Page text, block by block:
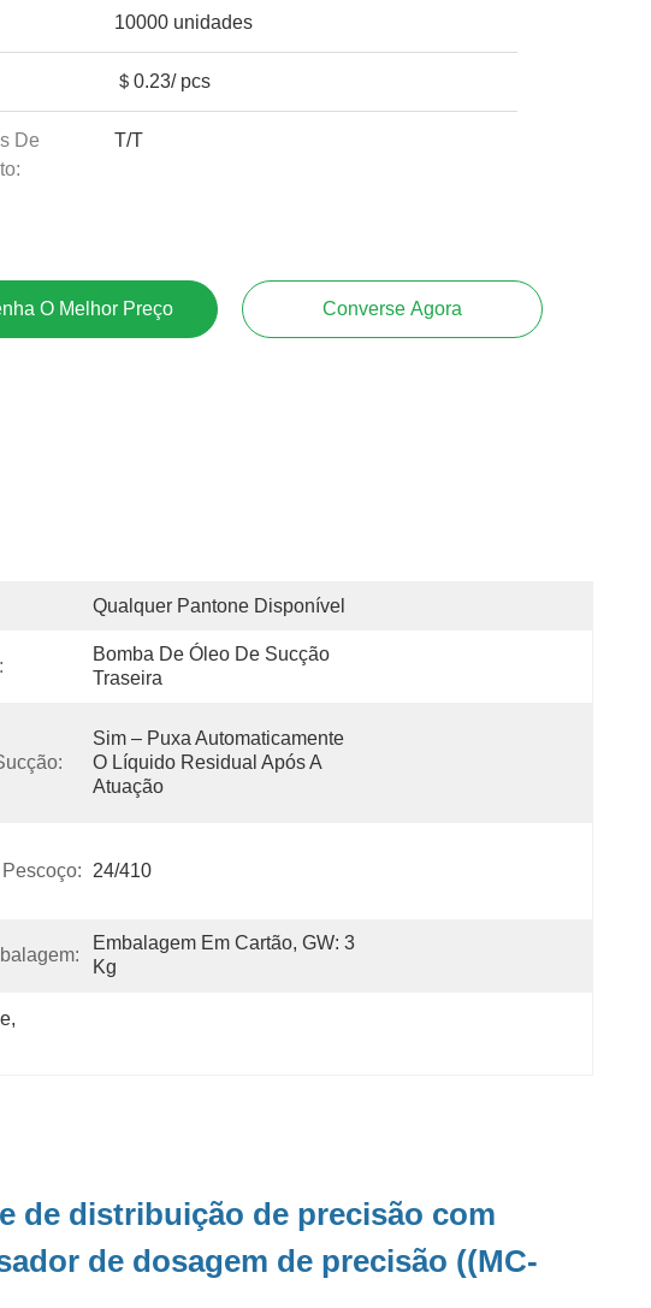
10000 unidades
＄0.23/ pcs
De
T/T
O Melhor Preço Converse Agora
Qualquer Pantone Disponível
Bomba De Óleo De Sucção
Traseira
Sim – Puxa Automaticamente
O Líquido Residual Após A
Atuação
24/410
Embalagem Em Cartão, GW: 3
Kg
,
de distribuição de precisão com
de dosagem de precisão ((MC-